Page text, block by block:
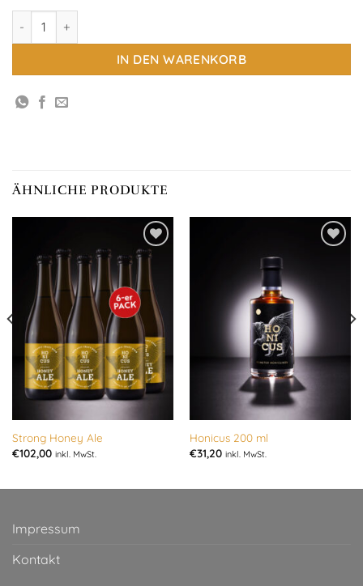
Honicus HOT 200 ml Menge
IN DEN WARENKORB
ÄHNLICHE PRODUKTE
Add to
wishlist
Strong Honey Ale
€102,00 inkl. MwSt.
Honicus 200 ml
€31,20 inkl. MwSt.
Impressum
Kontakt